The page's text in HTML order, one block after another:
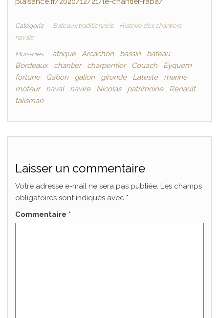
Catégorie Bateaux traditionnels
Histoire des chantiers
navals
Mots-clés afrique Arcachon bassin
bateau
Bordeaux
chantier charpentier Couach
Eyquem
fortune
Gabon galion gironde Lateste
marine
moteur
naval navire Nicolas patrimoine
Renault
talisman
Laisser un commentaire
Votre adresse e-mail ne sera pas publiée. Les champs
obligatoires sont indiqués avec *
Commentaire *